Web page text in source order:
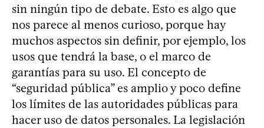
sin ningún tipo de debate. Esto es algo que
nos parece al menos curioso, porque hay
muchos aspectos sin definir, por ejemplo, los
usos que tendrá la base, o el marco de
garantías para su uso. El concepto de
“seguridad pública” es amplio y poco define
los límites de las autoridades públicas para
hacer uso de datos personales. La legislación